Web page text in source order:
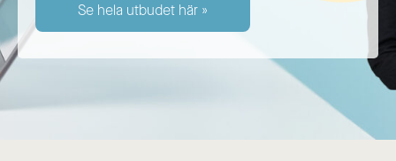
Se hela utbudet här »